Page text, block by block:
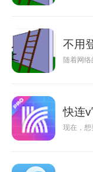
不用
随着网
快连v
现在，